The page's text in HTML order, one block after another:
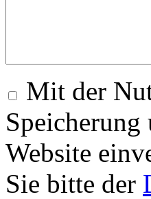
Mit der
Website
Sie bitte der